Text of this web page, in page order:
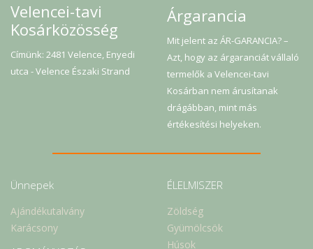
Velencei-tavi
Kosárközösség
Címünk: 2481 Velence, Enyedi
utca - Velence Északi Strand
Árgarancia
Mit jelent az ÁR-GARANCIA? –
Azt, hogy az árgaranciát vállaló
termelők a Velencei-tavi
Kosárban nem árusítanak
drágábban, mint más
értékesítési helyeken.
Ünnepek
Ajándékutalvány
Karácsony
ÉLELMISZER
Zöldség
Gyümölcsök
Húsok